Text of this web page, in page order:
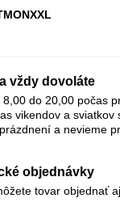
vždy dovoláte
8,00 do 20,00 počas
vikendov a
a nevieme
objednávky
tovar objednať